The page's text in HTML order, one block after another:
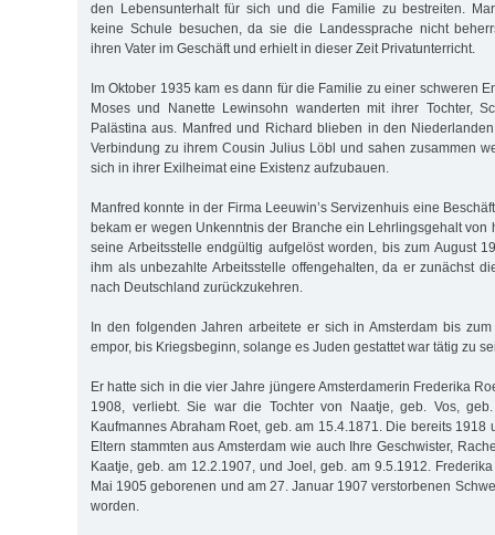
den Lebensunterhalt für sich und die Familie zu bestreiten.
keine Schule besuchen, da sie die Landessprache nicht
ihren Vater im Geschäft und erhielt in dieser Zeit Privatunterricht.
Im Oktober 1935 kam es dann für die Familie zu einer schweren
Moses und Nanette Lewinsohn wanderten mit ihrer Tochter,
Palästina aus. Manfred und Richard blieben in den
Verbindung zu ihrem Cousin Julius Löbl und sahen zusammen
sich in ihrer Exilheimat eine Existenz aufzubauen.
Manfred konnte in der Firma Leeuwin’s Servizenhuis eine
bekam er wegen Unkenntnis der Branche ein Lehrlingsgehalt von
seine Arbeitsstelle endgültig aufgelöst worden, bis zum August
ihm als unbezahlte Arbeitsstelle offengehalten, da er zunächst
nach Deutschland zurückzukehren.
In den folgenden Jahren arbeitete er sich in Amsterdam bis
empor, bis Kriegsbeginn, solange es Juden gestattet war tätig zu
Er hatte sich in die vier Jahre jüngere Amsterdamerin Frederika
1908, verliebt. Sie war die Tochter von Naatje, geb. Vos,
Kaufmannes Abraham Roet, geb. am 15.4.1871. Die bereits 1918
Eltern stammten aus Amsterdam wie auch Ihre Geschwister,
Kaatje, geb. am 12.2.1907, und Joel, geb. am 9.5.1912.
Mai 1905 geborenen und am 27. Januar 1907 verstorbenen
worden.